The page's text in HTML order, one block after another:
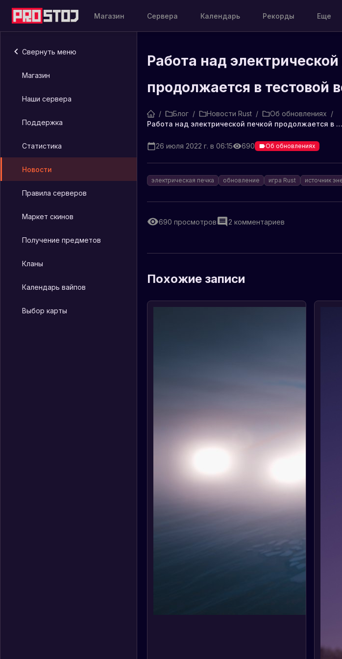
Магазин Сервера Календарь Рекорды Еще
Свернуть меню
Магазин
Наши сервера
Поддержка
Статистика
Новости
Правила серверов
Маркет скинов
Получение предметов
Кланы
Календарь вайпов
Выбор карты
Работа над
продолжается в тестовой
/ Блог / Новости Rust / Об обновлениях /
Работа над электрической печкой продолжается в тестовой ветке
26 июля 2022 г. в 06:15 690 Об обновлениях
электрическая печка обновление игра Rust источник
690 просмотров 2 комментариев
Похожие записи